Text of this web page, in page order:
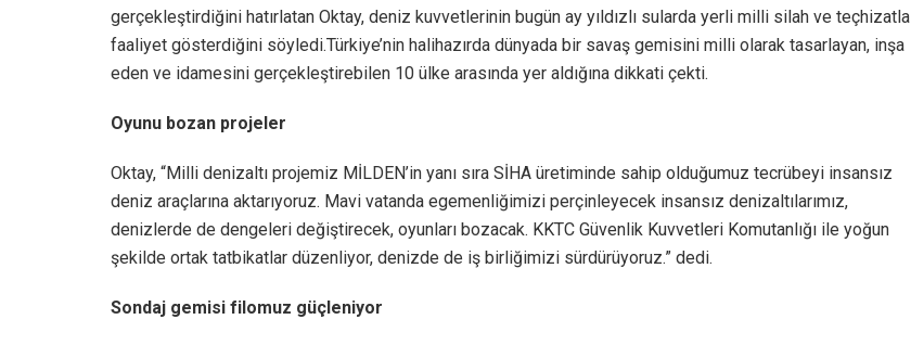
gerçekleştirdiğini hatırlatan Oktay, deniz kuvvetlerinin bugün ay yıldızlı sularda yerli milli silah ve teçhizatla
faaliyet gösterdiğini söyledi.Türkiye’nin halihazırda dünyada bir savaş gemisini milli olarak tasarlayan, inşa
eden ve idamesini gerçekleştirebilen 10 ülke arasında yer aldığına dikkati çekti.
Oyunu bozan projeler
Oktay, “Milli denizaltı projemiz MİLDEN’in yanı sıra SİHA üretiminde sahip olduğumuz tecrübeyi insansız
deniz araçlarına aktarıyoruz. Mavi vatanda egemenliğimizi perçinleyecek insansız denizaltılarımız,
denizlerde de dengeleri değiştirecek, oyunları bozacak. KKTC Güvenlik Kuvvetleri Komutanlığı ile yoğun
şekilde ortak tatbikatlar düzenliyor, denizde de iş birliğimizi sürdürüyoruz.” dedi.
Sondaj gemisi filomuz güçleniyor